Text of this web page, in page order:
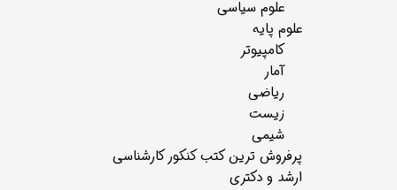
علوم سیاسی
علوم پایه
کامپیوتر
آمار
ریاضی
زیست
شیمی
پرفروش ترین کتب کنکور کارشناسی
ارشد و دکتری